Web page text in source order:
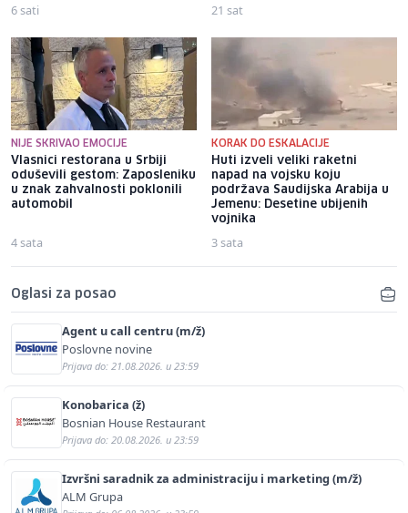
6 sati 21 sat
NIJE SKRIVAO EMOCIJE
Vlasnici restorana u Srbiji
oduševili gestom: Zaposleniku
u znak zahvalnosti poklonili
automobil
4 sata
KORAK DO ESKALACIJE
Huti izveli veliki raketni
napad na vojsku koju
podržava Saudijska Arabija u
Jemenu: Desetine ubijenih
vojnika
3 sata
Oglasi za posao
Agent u call centru (m/ž)
Poslovne novine
Prijava do: 21.08.2026. u 23:59
Konobarica (ž)
Bosnian House Restaurant
Prijava do: 20.08.2026. u 23:59
Izvršni saradnik za administraciju i marketing (m/ž)
ALM Grupa